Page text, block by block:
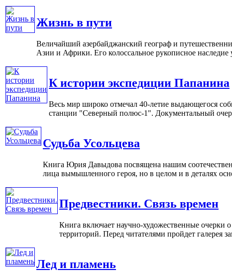
Жизнь в пути
Величайший азербайджанский географ и
Азии и Африки. Его колоссальное рукописное наследие
К истории экспедиции Папанина
Весь мир широко отмечал 40-летие выдающегося
станции "Северный полюс-1". Документальный
Судьба Усольцева
Книга Юрия Давыдова посвящена нашим
лица вымышленного героя, но в целом и в деталях
Предвестники. Связь времен
Книга включает научно-художественные очерки
территорий. Перед читателями пройдет галерея
Лед и пламень